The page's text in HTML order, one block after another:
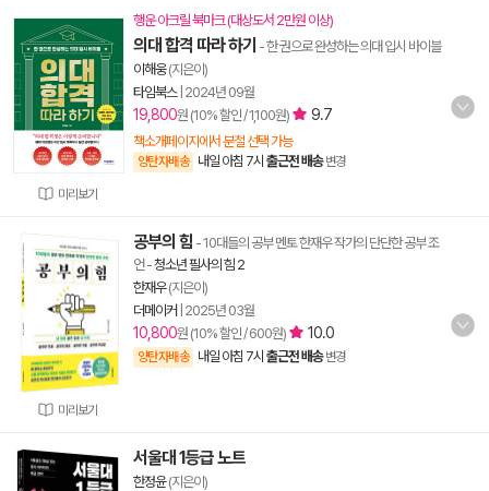
미리보기
행운 아크릴 북마크 (대상도서 2만원 이상)
의대 합격 따라 하기 - 한 권으로 완성하는 의대 입시 바이블
이해웅(지은이)
타임북스| 2024년 09월
19,800원 (10% 할인 / 1,100원) 9.7
책소개페이지에서 분철 선택 가능
양탄자배송 내일 아침 7시 출근전 배송 변경
미리보기
공부의 힘 - 10대들의 공부 멘토 한재우 작가의 단단한 공부 조
언-청소년 필사의 힘 2
한재우(지은이)
더메이커 2025년 03월
10,800원 (10% 할인 / 600원) 10.0
양탄자배송 내일 아침 7시 출근전 배송 변경
서울대 1등급 노트
한정윤(지은이)